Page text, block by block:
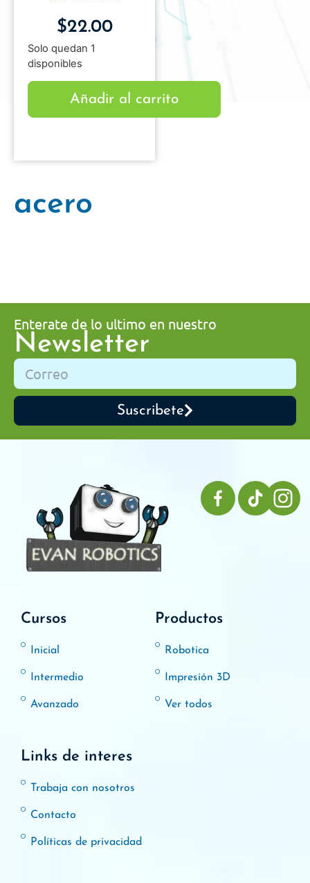
acero
$22.00
Solo quedan 1
disponibles
Añadir al carrito
Enterate de lo ultimo en nuestro
Newsletter
Suscribete
Cursos
Inicial
Intermedio
Avanzado
Productos
Robotica
Impresión 3D
Ver todos
Links de interes
Trabaja con nosotros
Contacto
Políticas de privacidad